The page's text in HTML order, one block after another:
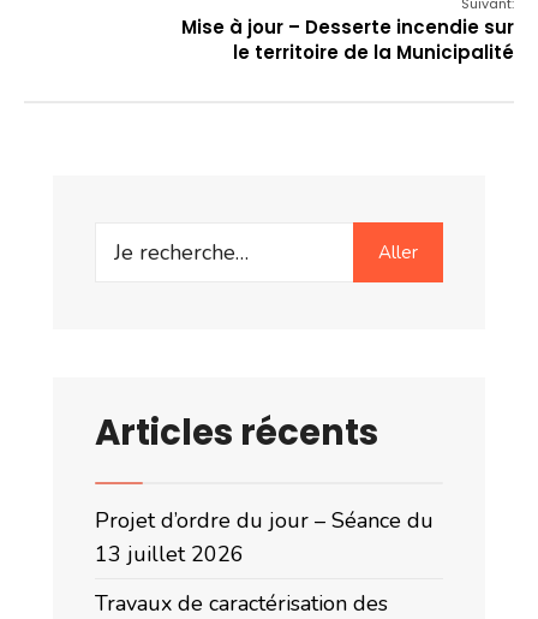
Mise à jour – Desserte incendie sur
le territoire de la Municipalité
Search
Aller
Articles récents
Projet d’ordre du jour – Séance du
13 juillet 2026
Travaux de caractérisation des